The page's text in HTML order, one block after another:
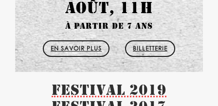
AOÛT, 11H
À PARTIR DE 7 ANS
EN SAVOIR PLUS BILLETTERIE
Festival 2019